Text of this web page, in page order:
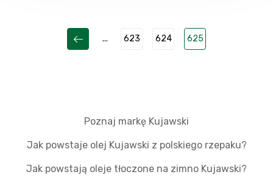
... 623 624 625
Poznaj markę Kujawski
Jak powstaje olej Kujawski z polskiego rzepaku?
Jak powstają oleje tłoczone na zimno Kujawski?